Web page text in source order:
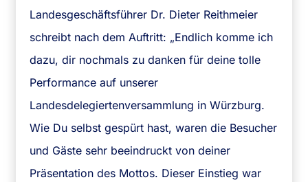
Landesgeschäftsführer Dr. Dieter Reithmeier
schreibt nach dem Auftritt: „Endlich komme ich
dazu, dir nochmals zu danken für deine tolle
Performance auf unserer
Landesdelegiertenversammlung in Würzburg.
Wie Du selbst gespürt hast, waren die Besucher
und Gäste sehr beeindruckt von deiner
Präsentation des Mottos. Dieser Einstieg war